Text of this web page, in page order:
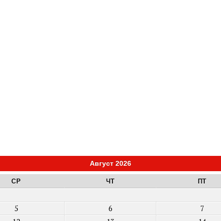
Август 2026
СР ЧТ ПТ
5 6 7